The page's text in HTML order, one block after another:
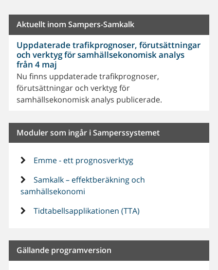
Aktuellt inom Sampers-Samkalk
Uppdaterade trafikprognoser, förutsättningar
och verktyg för samhällsekonomisk analys
från 4 maj
Nu finns uppdaterade trafikprognoser,
förutsättningar och verktyg för
samhällsekonomisk analys publicerade.
Moduler som ingår i Samperssystemet
Emme - ett prognosverktyg
Samkalk – effektberäkning och
samhällsekonomi
Tidtabellsapplikationen (TTA)
Gällande programversion